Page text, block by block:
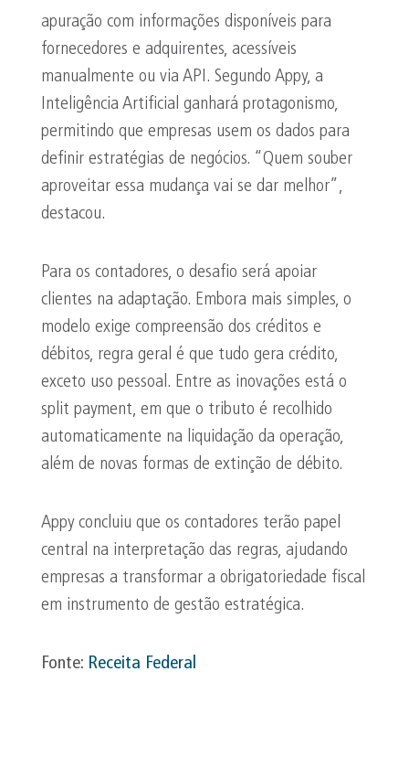
apuração com informações disponíveis para
fornecedores e adquirentes, acessíveis
manualmente ou via API. Segundo Appy, a
Inteligência Artificial ganhará protagonismo,
permitindo que empresas usem os dados para
definir estratégias de negócios. “Quem souber
aproveitar essa mudança vai se dar melhor”,
destacou.
Para os contadores, o desafio será apoiar
clientes na adaptação. Embora mais simples, o
modelo exige compreensão dos créditos e
débitos, regra geral é que tudo gera crédito,
exceto uso pessoal. Entre as inovações está o
split payment, em que o tributo é recolhido
automaticamente na liquidação da operação,
além de novas formas de extinção de débito.
Appy concluiu que os contadores terão papel
central na interpretação das regras, ajudando
empresas a transformar a obrigatoriedade fiscal
em instrumento de gestão estratégica.
Fonte: Receita Federal